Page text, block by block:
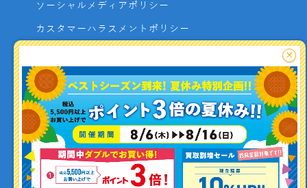
釣り情報を
投稿する
ソーシャルメディアポリシー
カスタマーハラスメントポリシー
よくあるご質問
お問い合わせ
利用者資金の保全方法
×